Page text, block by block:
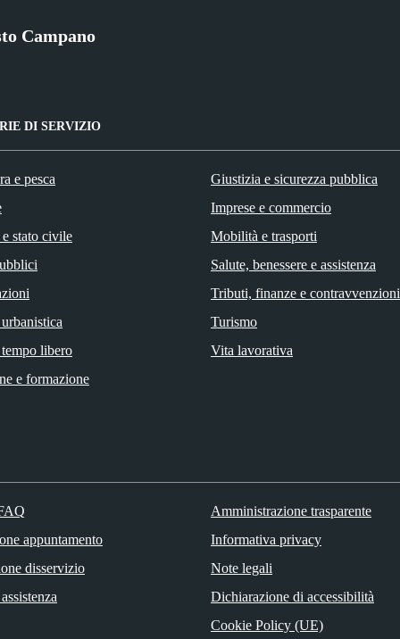
Campano
DI SERVIZIO
e pesca
stato civile
libero
e formazione
Giustizia e sicurezza pubblica
Imprese e commercio
Mobilità e trasporti
Salute, benessere e assistenza
Tributi, finanze e contravvenzioni
Turismo
Vita lavorativa
appuntamento
disservizio
Amministrazione trasparente
Informativa privacy
Note legali
Dichiarazione di accessibilità
Cookie Policy (UE)